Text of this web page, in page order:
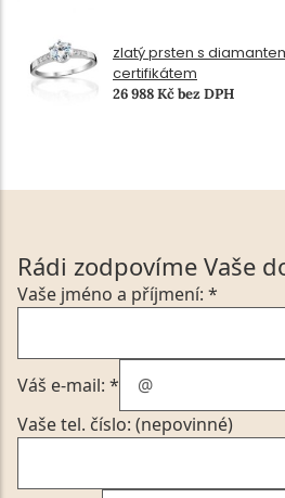
zlatý prsten s
certifikátem
26 988 Kč bez DPH
Rádi zodpovíme Vaše
Vaše jméno a příjmení: *
Váš e-mail: *
Vaše tel. číslo: (nepovinné)